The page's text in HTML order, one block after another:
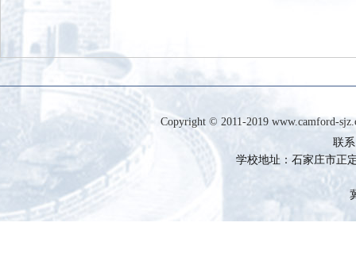
Copyright © 2011-2019 www.camford-
联
学校地址：石家庄市正